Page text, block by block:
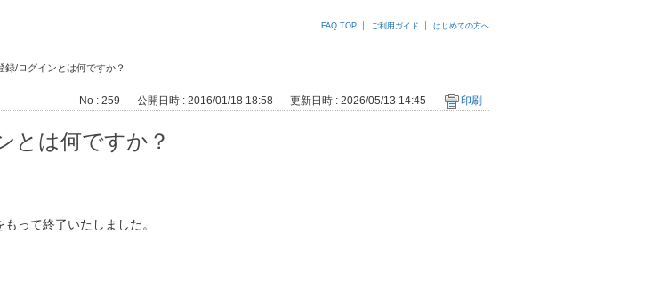
FAQ TOP ご利用ガイド はじめての方へ
録/ログインとは何ですか？
No : 259 公開日時 : 2016/01/18 18:58 更新日時 : 2026/05/13 14:45 印刷
とは何ですか？
って終了いたしました。